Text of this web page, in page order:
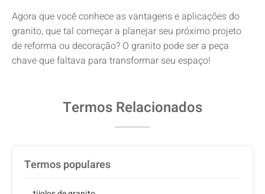
Agora que você conhece as vantagens e aplicações do
granito, que tal começar a planejar seu próximo projeto
de reforma ou decoração? O granito pode ser a peça
chave que faltava para transformar seu espaço!
Termos Relacionados
Termos populares